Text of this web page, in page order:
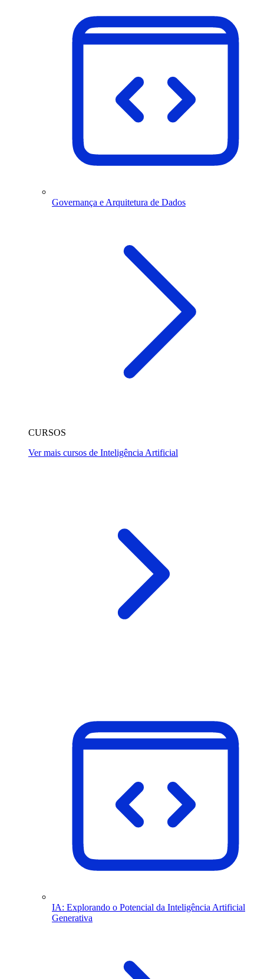
Governança e Arquitetura de Dados
CURSOS
Ver mais cursos de Inteligência Artificial
IA: Explorando o Potencial da Inteligência Artificial
Generativa